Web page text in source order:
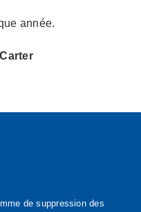
année.
de suppression des